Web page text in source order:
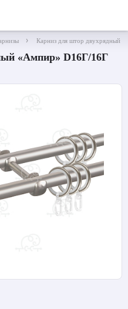
Карниз для штор двухрядный
«Ампир» D16Г/16Г